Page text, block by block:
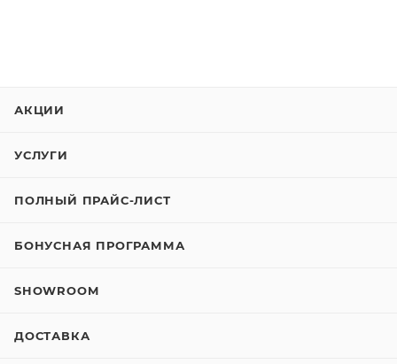
АКЦИИ
УСЛУГИ
ПОЛНЫЙ ПРАЙС-ЛИСТ
БОНУСНАЯ ПРОГРАММА
SHOWROOM
ДОСТАВКА